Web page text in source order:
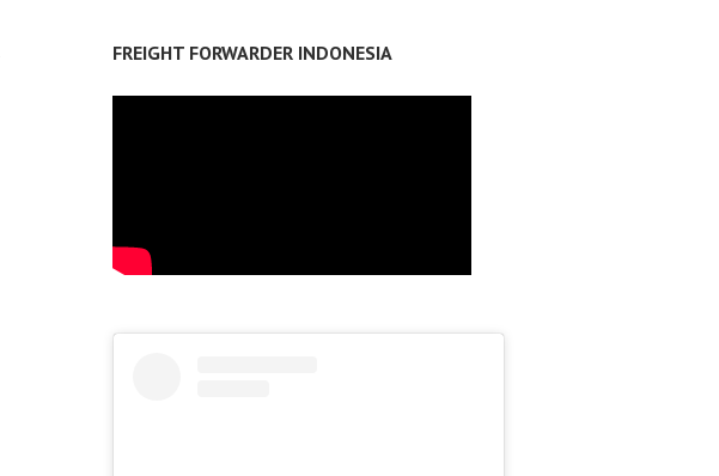
FREIGHT FORWARDER INDONESIA